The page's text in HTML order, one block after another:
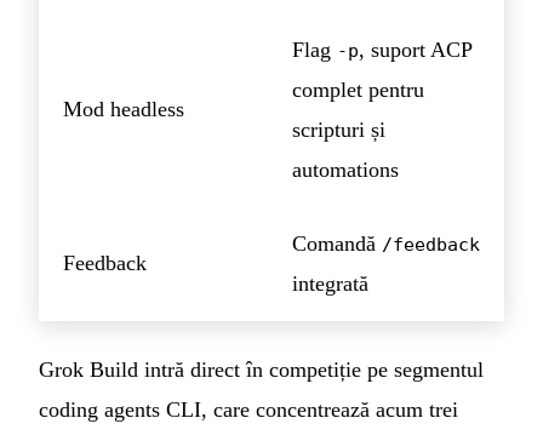
Mod headless
Flag -p, suport ACP
complet pentru
scripturi și
automations
Feedback
Comandă /feedback
integrată
Grok Build intră direct în competiție pe segmentul
coding agents CLI, care concentrează acum trei